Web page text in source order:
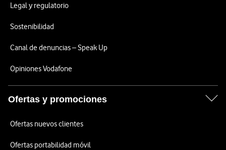
Legal y regulatorio
Sostenibilidad
Canal de denuncias – Speak Up
Opiniones Vodafone
Ofertas y promociones
Ofertas nuevos clientes
Ofertas portabilidad móvil